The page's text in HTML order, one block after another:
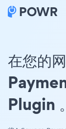
在您的
Plugin 。